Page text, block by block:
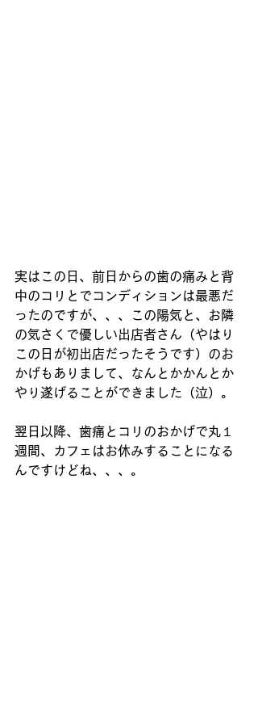
実はこの日、前日からの歯の痛みと背
中のコリとでコンディションは最悪だ
ったのですが、、、この陽気と、お隣
の気さくで優しい出店者さん（やはり
この日が初出店だったそうです）のお
かげもありまして、なんとかかんとか
やり遂げることができました（泣）。
翌日以降、歯痛とコリのおかげで丸１
週間、カフェはお休みすることになる
んですけどね、、、。